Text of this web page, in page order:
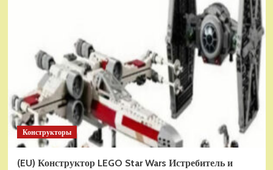
Шанг-
Чи
и
Великий
Защитник
(30454)
Конструкторы
(EU) Конструктор LEGO Star Wars Истребитель и